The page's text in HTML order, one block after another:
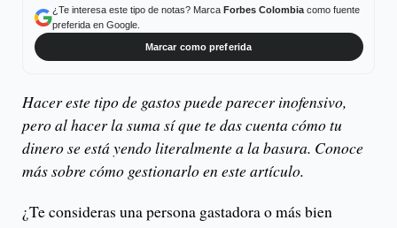
¿Te interesa este tipo de notas? Marca Forbes Colombiacomo fuente
preferida en Google.
Marcar como preferida
Hacer este tipo de gastos puede parecer inofensivo,
pero al hacer la suma sí que te das cuenta cómo tu
dinero se está yendo literalmente a la basura. Conoce
más sobre cómo gestionarlo en este artículo.
¿Te consideras una persona gastadora o más bien